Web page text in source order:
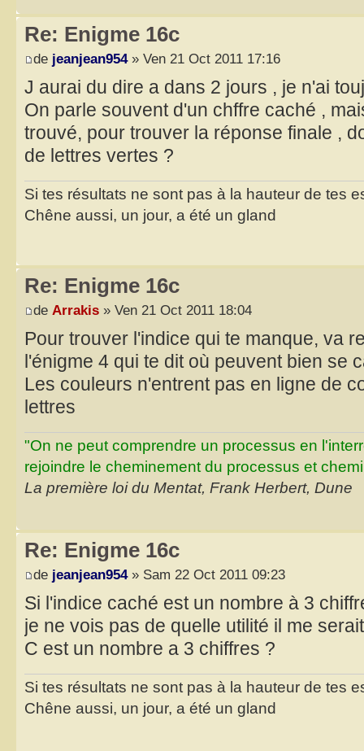
Re: Enigme 16c
de jeanjean954» Ven 21 Oct 2011 17:16
J aurai du dire a dans 2 jours , je n'ai
On parle souvent d'un chffre caché ,
trouvé, pour trouver la réponse finale ,
de lettres vertes ?
Si tes résultats ne sont pas à la hauteur de tes
Chêne aussi, un jour, a été un gland
Re: Enigme 16c
de Arrakis » Ven 21 Oct 2011 18:04
Pour trouver l'indice qui te manque, va
l'énigme 4 qui te dit où peuvent bien se
Les couleurs n'entrent pas en ligne de
lettres
"On ne peut comprendre un processus en
rejoindre le cheminement du processus et
La première loi du Mentat, Frank Herbert, Dune
Re: Enigme 16c
de jeanjean954» Sam 22 Oct 2011 09:23
Si l'indice caché est un nombre à 3
je ne vois pas de quelle utilité il me
C est un nombre a 3 chiffres ?
Si tes résultats ne sont pas à la hauteur de tes
Chêne aussi, un jour, a été un gland